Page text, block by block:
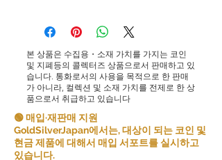
본 상품은 수집용・소재 가치를 가지는 코인
및 지폐등의 콜렉터즈 상품으로서 판매하고 있
습니다. 통화로서의 사용을 목적으로 한 판매
가 아니라, 컬렉션 및 소재 가치를 전제로 한 상
품으로서 취급하고 있습니다
🟢 매입·재판매 지원
GoldSilverJapan에서는, 대상이 되는 코인 및
현금 제품에 대해서 매입 서포트를 실시하고
있습니다.